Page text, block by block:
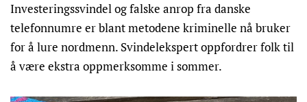
Investeringssvindel og falske anrop fra danske
telefonnumre er blant metodene kriminelle nå bruker
for å lure nordmenn. Svindelekspert oppfordrer folk til
å være ekstra oppmerksomme i sommer.